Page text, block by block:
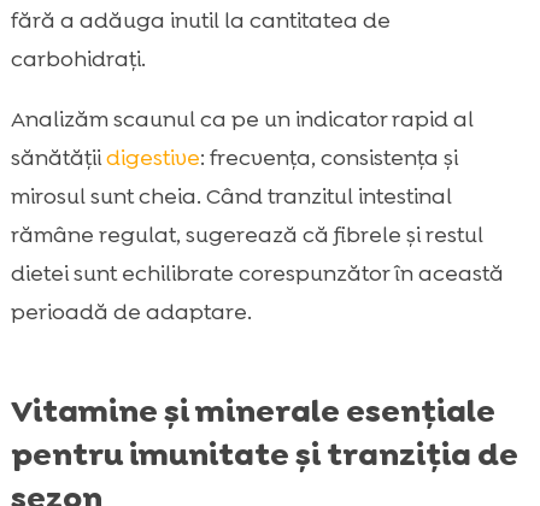
fără a adăuga inutil la cantitatea de
carbohidrați.
Analizăm scaunul ca pe un indicator rapid al
sănătățiidigestive: frecvența, consistența și
mirosul sunt cheia. Când tranzitul intestinal
rămâne regulat, sugerează că fibrele și restul
dietei sunt echilibrate corespunzător în această
perioadă de adaptare.
Vitamine și minerale esențiale
pentru imunitate și tranziția de
sezon